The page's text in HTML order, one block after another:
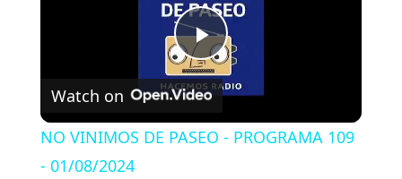
P
Watch on
NO VINIMOS DE PASEO - PROGRAMA 109
- 01/08/2024